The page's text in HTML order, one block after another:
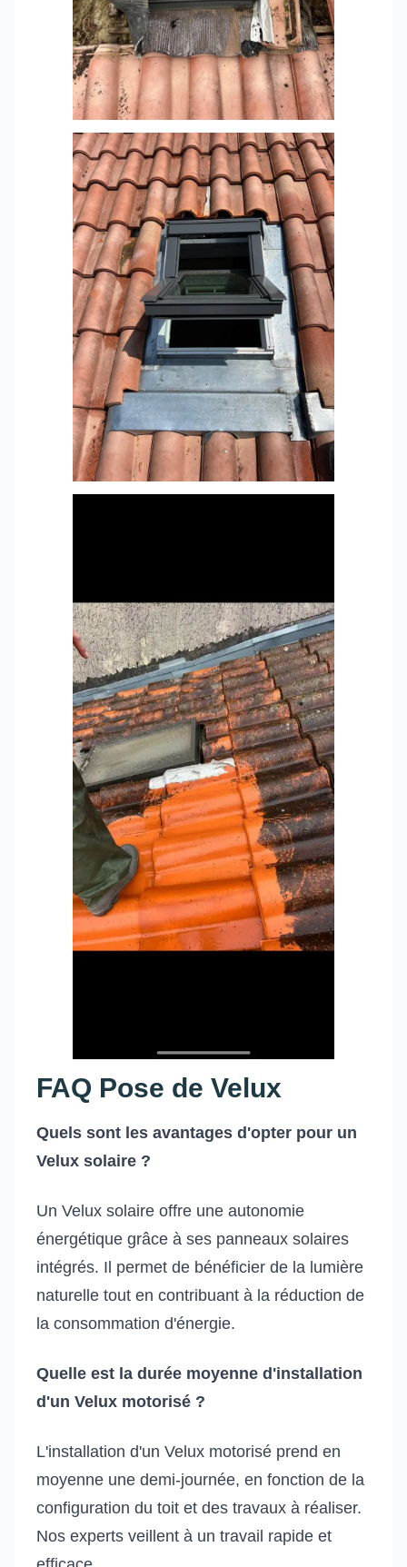
FAQ Pose de Velux
Quels sont les avantages d'opter pour un
Velux solaire ?
Un Velux solaire offre une autonomie
énergétique grâce à ses panneaux solaires
intégrés. Il permet de bénéficier de la lumière
naturelle tout en contribuant à la réduction de
la consommation d'énergie.
Quelle est la durée moyenne d'installation
d'un Velux motorisé ?
L'installation d'un Velux motorisé prend en
moyenne une demi-journée, en fonction de la
configuration du toit et des travaux à réaliser.
Nos experts veillent à un travail rapide et